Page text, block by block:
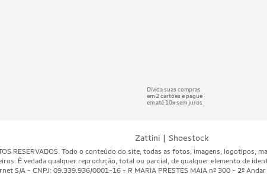
Divida suas compras
em 2 cartões e pague
em até 10x sem juros
Zattini | Shoestock
RESERVADOS. Todo o conteúdo do site, todas as fotos, imagens, logotipos,
É vedada qualquer reprodução, total ou parcial, de qualquer elemento de
S/A - CNPJ: 09.339.936/0001-16 - R MARIA PRESTES MAIA nº 300 - 2º